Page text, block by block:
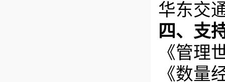
华东交
四、支
《管理
《数量